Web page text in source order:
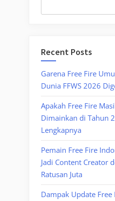
Recent Posts
Garena Free Fire
Dunia FFWS 2026
Apakah Free Fire
Dimainkan di Tahun
Lengkapnya
Pemain Free Fire
Jadi Content Creator
Ratusan Juta
Dampak Update Free